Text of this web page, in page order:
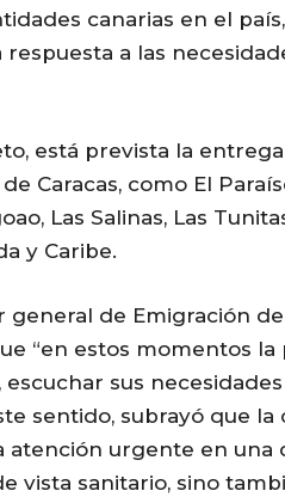
canarias en el
respuesta a las
está prevista la
Caracas, como El
Las Salinas, Las
y Caribe.
general de Emigración
“en estos momentos
escuchar sus
sentido, subrayó que
atención urgente en una
vista sanitario, sino